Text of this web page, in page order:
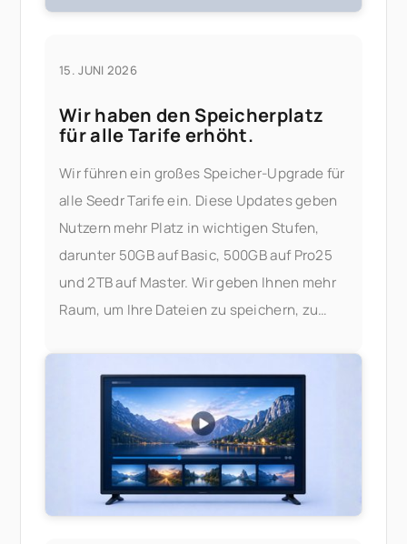
15. JUNI 2026
Wir haben den Speicherplatz
für alle Tarife erhöht.
Wir führen ein großes Speicher-Upgrade für
alle Seedr Tarife ein. Diese Updates geben
Nutzern mehr Platz in wichtigen Stufen,
darunter 50GB auf Basic, 500GB auf Pro25
und 2TB auf Master. Wir geben Ihnen mehr
Raum, um Ihre Dateien zu speichern, zu
hat sich geändert? Hier ist